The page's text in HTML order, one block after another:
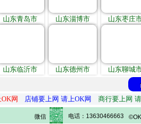
山东青岛市 山东淄博市 山东枣庄
山东临沂市 山东德州市 山东聊城
网 店铺要上网 请上OK网 商行要上网
微信 电话：13630466663